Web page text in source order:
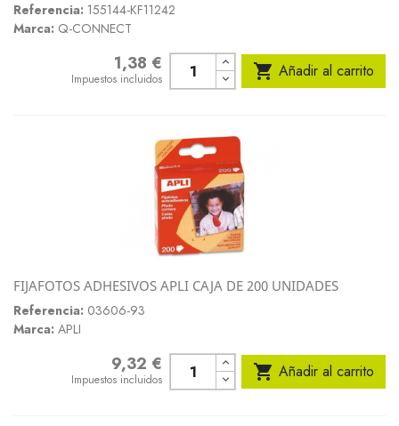
Referencia: 155144-KF11242
Marca: Q-CONNECT
1,38 €
Impuestos incluidos  Añadir al carrito
FIJAFOTOS ADHESIVOS APLI CAJA DE 200 UNIDADES
Referencia: 03606-93
Marca: APLI
9,32 €
Impuestos incluidos  Añadir al carrito